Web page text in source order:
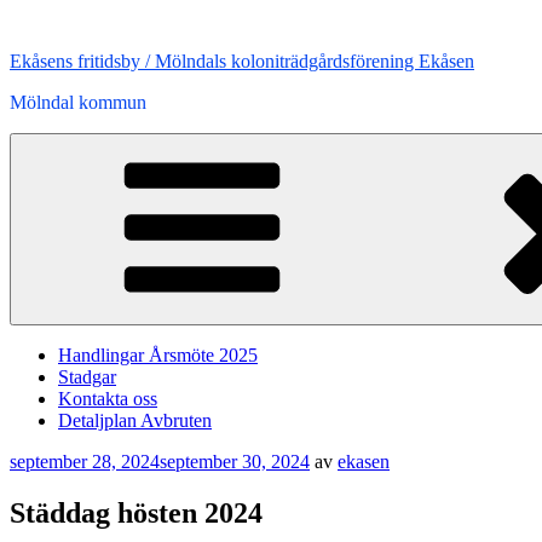
innehåll
Ekåsens fritidsby / Mölndals koloniträdgårdsförening Ekåsen
Mölndal kommun
Handlingar Årsmöte 2025
Stadgar
Kontakta oss
Detaljplan Avbruten
Publicerat
september 28, 2024september 30, 2024 av ekasen
Städdag hösten 2024